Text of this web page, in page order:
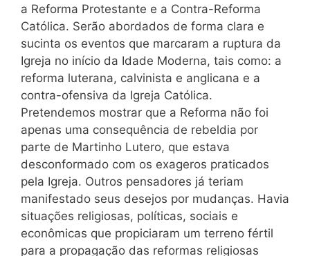
a Reforma Protestante e a Contra-Reforma
Católica. Serão abordados de forma clara e
sucinta os eventos que marcaram a ruptura da
Igreja no início da Idade Moderna, tais como: a
reforma luterana, calvinista e anglicana e a
contra-ofensiva da Igreja Católica.
Pretendemos mostrar que a Reforma não foi
apenas uma consequência de rebeldia por
parte de Martinho Lutero, que estava
desconformado com os exageros praticados
pela Igreja. Outros pensadores já teriam
manifestado seus desejos por mudanças. Havia
situações religiosas, políticas, sociais e
econômicas que propiciaram um terreno fértil
para a propagação das reformas religiosas